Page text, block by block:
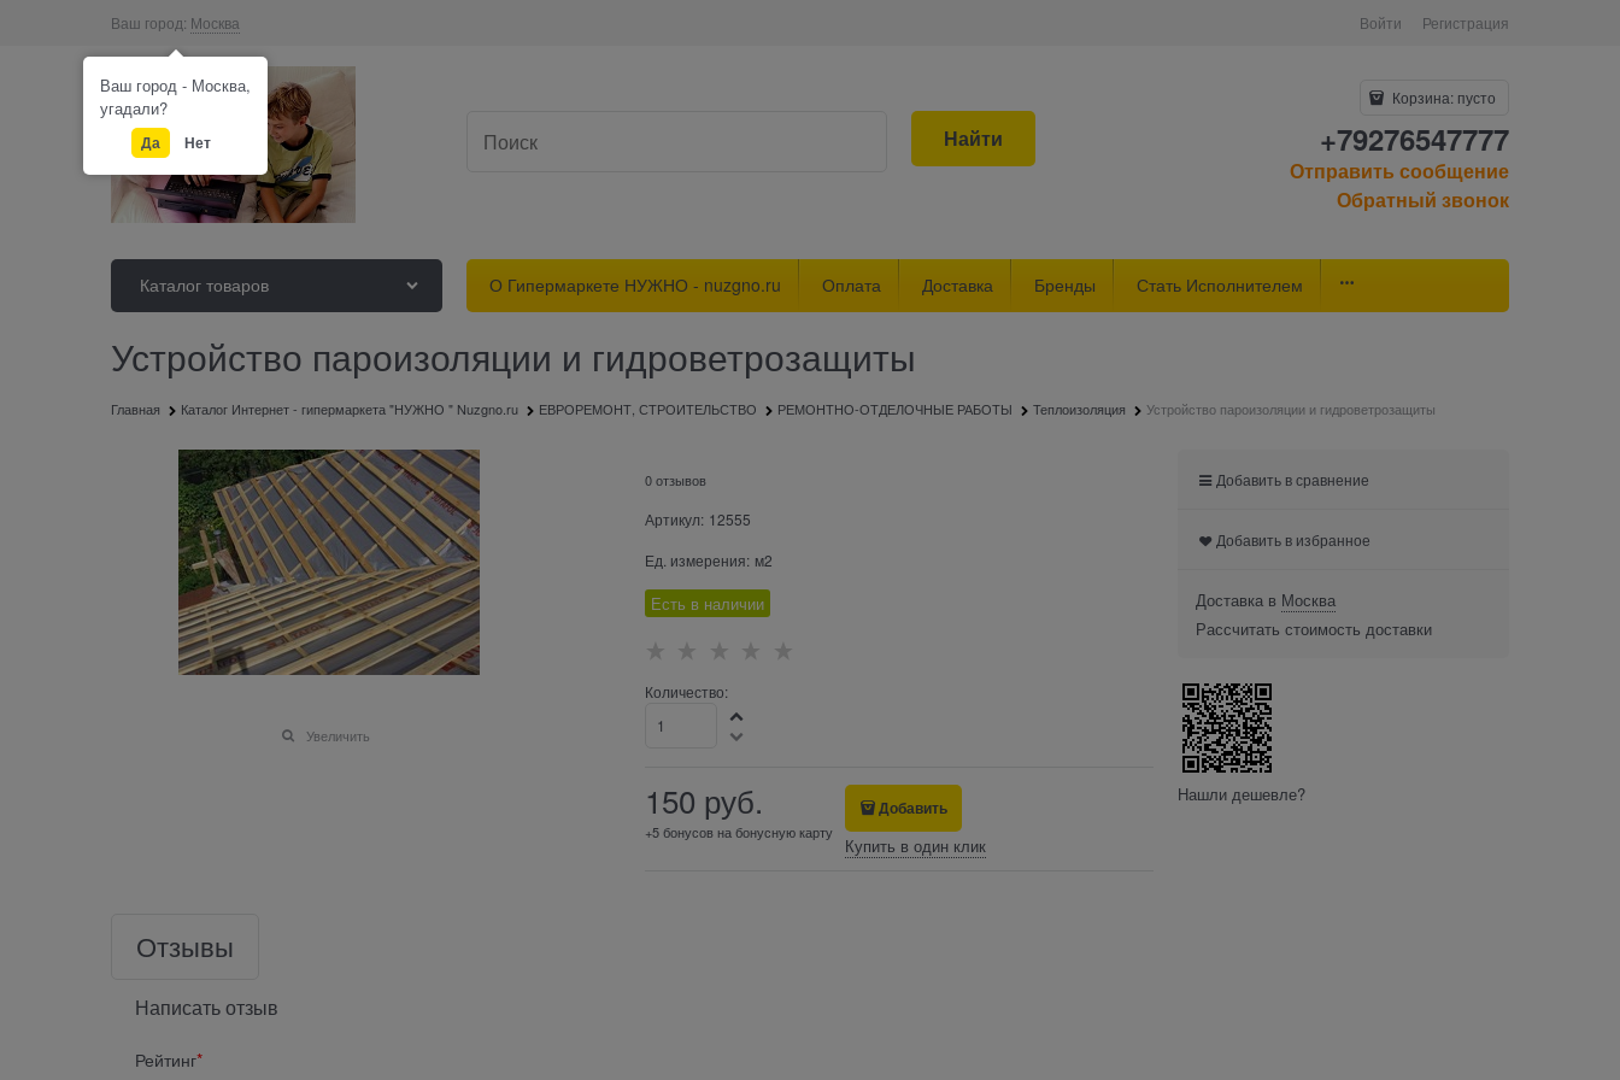
Ваш город: Москва Войти Регистрация
Найти
Корзина: пусто
+79276547777
Отправить сообщение
Обратный звонок
Каталог товаров О Гипермаркете НУЖНО - nuzgno.ru Оплата Доставка Бренды Стать Исполнителем
Устройство пароизоляции и гидроветрозащиты
Главная Каталог Интернет - гипермаркета "НУЖНО " Nuzgno.ru ЕВРОРЕМОНТ, СТРОИТЕЛЬСТВО РЕМОНТНО-ОТДЕЛОЧНЫЕ РАБОТЫ Теплоизоляция Устройство пароизоляции и гидроветрозащиты
Увеличить
0 отзывов
Артикул: 12555
Ед. измерения: м2
Есть в наличии
Количество:
150 руб.
+5 бонусов на бонусную карту
Добавить
Купить в один клик
Отзывы
Написать отзыв
Рейтинг
Добавить в сравнение
Добавить в избранное
Доставка в Москва
Рассчитать стоимость доставки
Нашли дешевле?
Ваш город - Москва,
угадали?
Да Нет